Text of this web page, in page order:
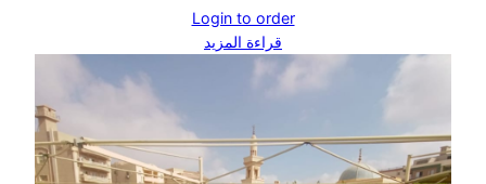
Login to order
قراءة المزيد